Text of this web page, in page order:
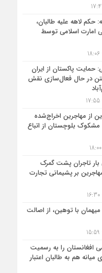
لاهه علیه طالبان،
امارت اسلامی توسط
حمایت پاکستان از ایران
در حال فعال‌سازی نقش
از مهاجرین اخراج‌شده
مشکوک بلوچستان از اتباع
تاجران پشت گمرک
مهاجرین بر پشیمانی تجارت
با توهین، از اصالت
افغانستان را به رسمیت
هم به طالبان اعتبار